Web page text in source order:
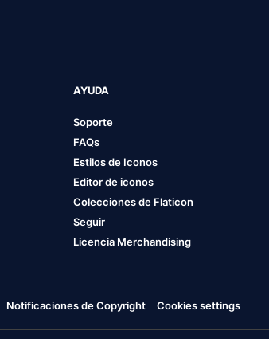
AYUDA
Soporte
FAQs
Estilos de Iconos
Editor de iconos
Colecciones de Flaticon
Seguir
Licencia Merchandising
Notificaciones de Copyright Cookies settings